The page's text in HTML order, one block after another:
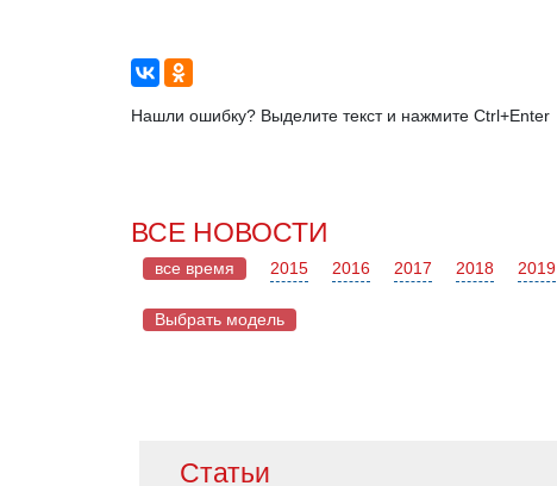
Нашли ошибку? Выделите текст и нажмите Ctrl+Enter
ВСЕ НОВОСТИ
все время 2015 2016 2017 2018 2019
Выбрать модель
AcuraСтатьи